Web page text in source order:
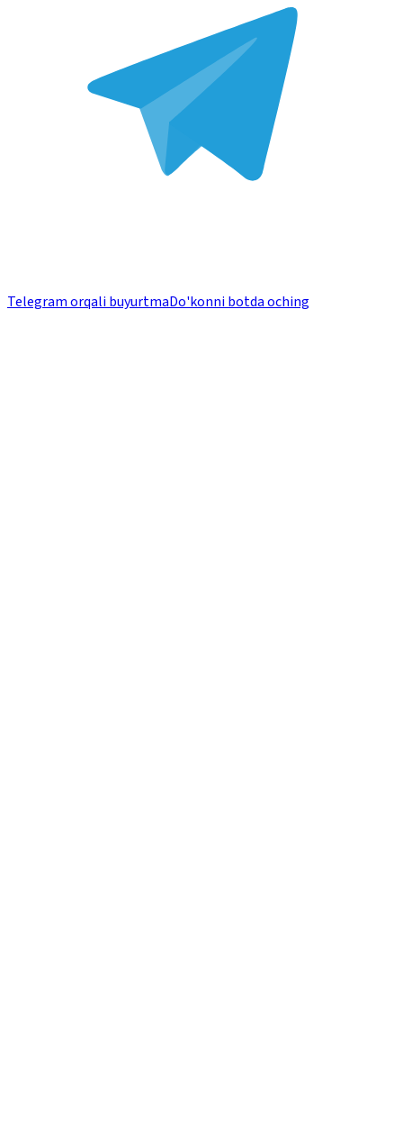
Telegram orqali buyurtmaDo'konni botda oching